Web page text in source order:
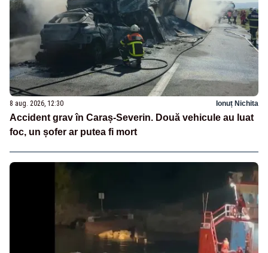
8 aug. 2026, 12:30 Ionuț Nichita
Accident grav în Caraș-Severin. Două vehicule au luat
foc, un șofer ar putea fi mort